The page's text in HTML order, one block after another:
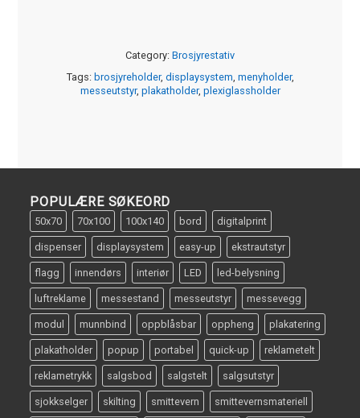
Category: Brosjyrestativ
Tags: brosjyreholder, displaysystem, menyholder,
messeutstyr, plakatholder, plexiglassholder
POPULÆRE SØKEORD
50x70 70x100 100x140 bord digitalprint
dispenser displaysystem easy-up ekstrautstyr
flagg innendørs interiør LED led-belysning
luftreklame messestand messeutstyr messevegg
modul munnbind oppblåsbar oppheng plakatering
plakatholder popup portabel quick-up reklametelt
reklametrykk salgsbod salgstelt salgsutstyr
sjokkselger skilting smittevern smittevernsmateriell